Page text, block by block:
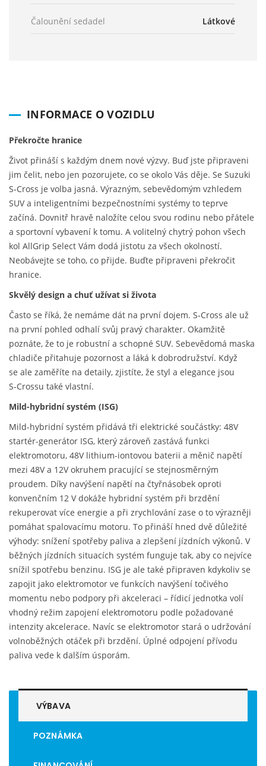
Čalounění sedadel Látkové
INFORMACE O VOZIDLU
Překročte hranice
Život přináší s každým dnem nové výzvy. Buď jste připraveni
jim čelit, nebo jen pozorujete, co se okolo Vás děje. Se Suzuki
S‑Cross je volba jasná. Výrazným, sebevědomým vzhledem
SUV a inteligentními bezpečnostními systémy to teprve
začíná. Dovnitř hravě naložíte celou svou rodinu nebo přátele
a sportovní vybavení k tomu. A volitelný chytrý pohon všech
kol AllGrip Select Vám dodá jistotu za všech okolností.
Neobávejte se toho, co přijde. Buďte připraveni překročit
hranice.
Skvělý design a chuť užívat si života
Často se říká, že nemáme dát na první dojem. S‑Cross ale už
na první pohled odhalí svůj pravý charakter. Okamžitě
poznáte, že to je robustní a schopné SUV. Sebevědomá maska
chladiče přitahuje pozornost a láká k dobrodružství. Když
se ale zaměříte na detaily, zjistíte, že styl a elegance jsou
S‑Crossu také vlastní.
Mild-hybridní systém (ISG)
Mild-hybridní systém přidává tři elektrické součástky: 48V
startér-generátor ISG, který zároveň zastává funkci
elektromotoru, 48V lithium-iontovou baterii a měnič napětí
mezi 48V a 12V okruhem pracující se stejnosměrným
proudem. Díky navýšení napětí na čtyřnásobek oproti
konvenčním 12 V dokáže hybridní systém při brzdění
rekuperovat více energie a při zrychlování zase o to výrazněji
pomáhat spalovacímu motoru. To přináší hned dvě důležité
výhody: snížení spotřeby paliva a zlepšení jízdních výkonů. V
běžných jízdních situacích systém funguje tak, aby co nejvíce
snížil spotřebu benzinu. ISG je ale také připraven kdykoliv se
zapojit jako elektromotor ve funkcích navýšení točivého
momentu nebo podpory při akceleraci – řídicí jednotka volí
vhodný režim zapojení elektromotoru podle požadované
intenzity akcelerace. Navíc se elektromotor stará o udržování
volnoběžných otáček při brzdění. Úplné odpojení přívodu
paliva vede k dalším úsporám.
VÝBAVA
POZNÁMKA